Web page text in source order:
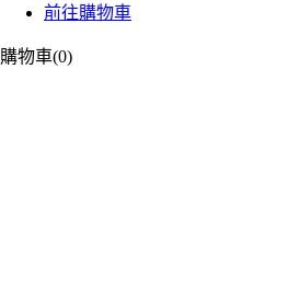
前往購物車
購物車(0)